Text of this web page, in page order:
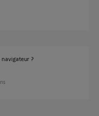
navigateur ?